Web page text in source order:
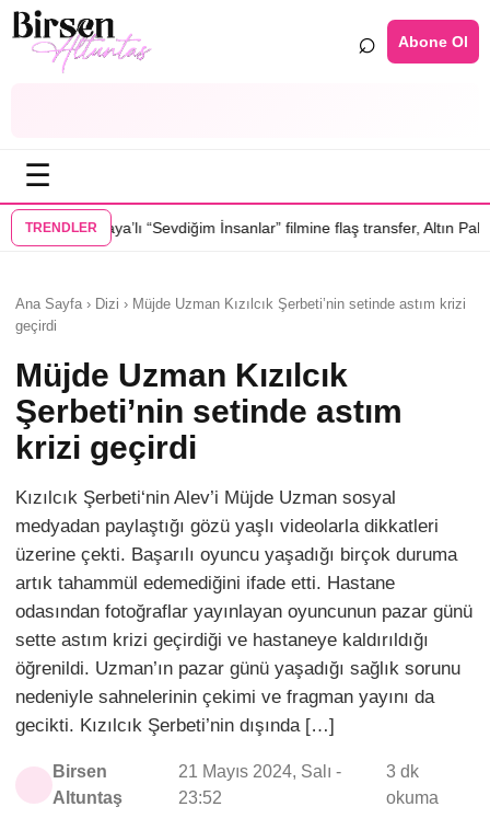
⌕ Abone Ol
☰
TRENDLERİnsanlar” filmine flaş transfer, Altın Palmiye’li Vlad Ivanov
Ana Sayfa › Dizi › Müjde Uzman Kızılcık Şerbeti’nin setinde astım krizi
geçirdi
Müjde Uzman Kızılcık
Şerbeti’nin setinde astım
krizi geçirdi
Kızılcık Şerbeti‘nin Alev’i Müjde Uzman sosyal
medyadan paylaştığı gözü yaşlı videolarla dikkatleri
üzerine çekti. Başarılı oyuncu yaşadığı birçok duruma
artık tahammül edemediğini ifade etti. Hastane
odasından fotoğraflar yayınlayan oyuncunun pazar günü
sette astım krizi geçirdiği ve hastaneye kaldırıldığı
öğrenildi. Uzman’ın pazar günü yaşadığı sağlık sorunu
nedeniyle sahnelerinin çekimi ve fragman yayını da
gecikti. Kızılcık Şerbeti’nin dışında […]
Birsen
Altuntaş
21 Mayıs 2024, Salı -
23:52
3 dk
okuma